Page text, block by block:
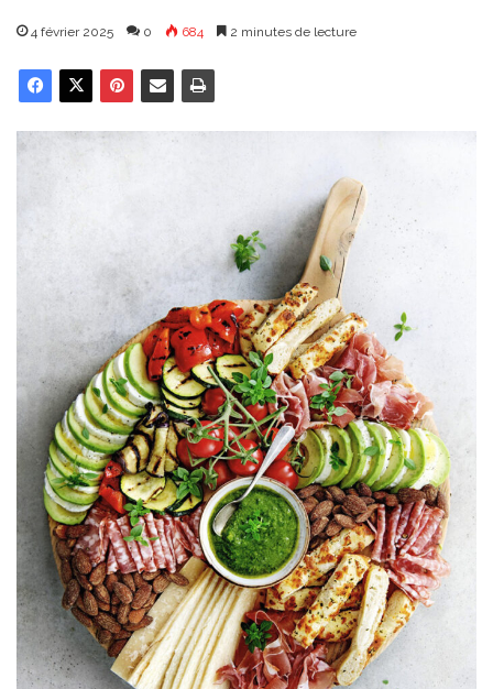
4 février 2025 0 684 2 minutes de lecture